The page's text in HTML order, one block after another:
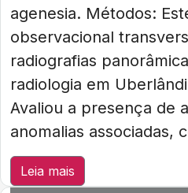
agenesia. Métodos:
observacional
radiografias
radiologia em
Avaliou a presença de
anomalias associadas,
Leia mais